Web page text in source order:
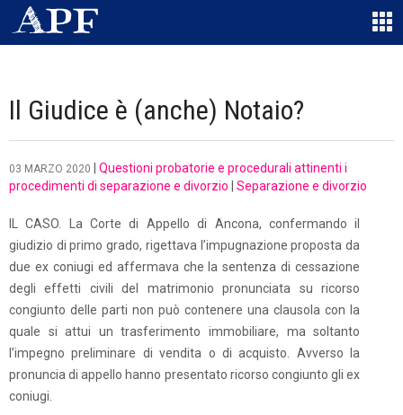
Il Giudice è (anche) Notaio?
03 MARZO 2020
Questioni probatorie e procedurali attinenti i
procedimenti di separazione e divorzio
Separazione e divorzio
IL CASO. La Corte di Appello di Ancona, confermando il
giudizio di primo grado, rigettava l’impugnazione proposta da
due ex coniugi ed affermava che la sentenza di cessazione
degli effetti civili del matrimonio pronunciata su ricorso
congiunto delle parti non può contenere una clausola con la
quale si attui un trasferimento immobiliare, ma soltanto
l’impegno preliminare di vendita o di acquisto. Avverso la
pronuncia di appello hanno presentato ricorso congiunto gli ex
coniugi.